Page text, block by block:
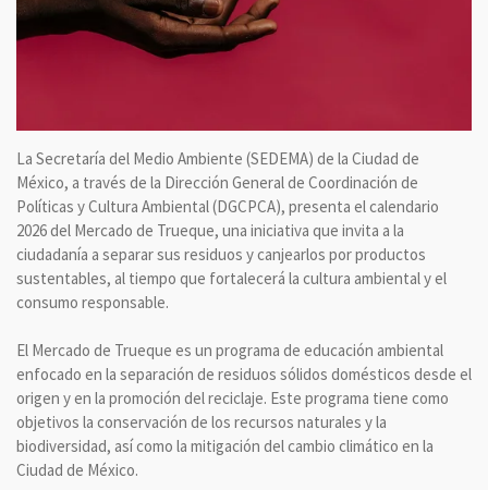
La Secretaría del Medio Ambiente (SEDEMA) de la Ciudad de
México, a través de la Dirección General de Coordinación de
Políticas y Cultura Ambiental (DGCPCA), presenta el calendario
2026 del Mercado de Trueque, una iniciativa que invita a la
ciudadanía a separar sus residuos y canjearlos por productos
sustentables, al tiempo que fortalecerá la cultura ambiental y el
consumo responsable.
El Mercado de Trueque es un programa de educación ambiental
enfocado en la separación de residuos sólidos domésticos desde el
origen y en la promoción del reciclaje. Este programa tiene como
objetivos la conservación de los recursos naturales y la
biodiversidad, así como la mitigación del cambio climático en la
Ciudad de México.